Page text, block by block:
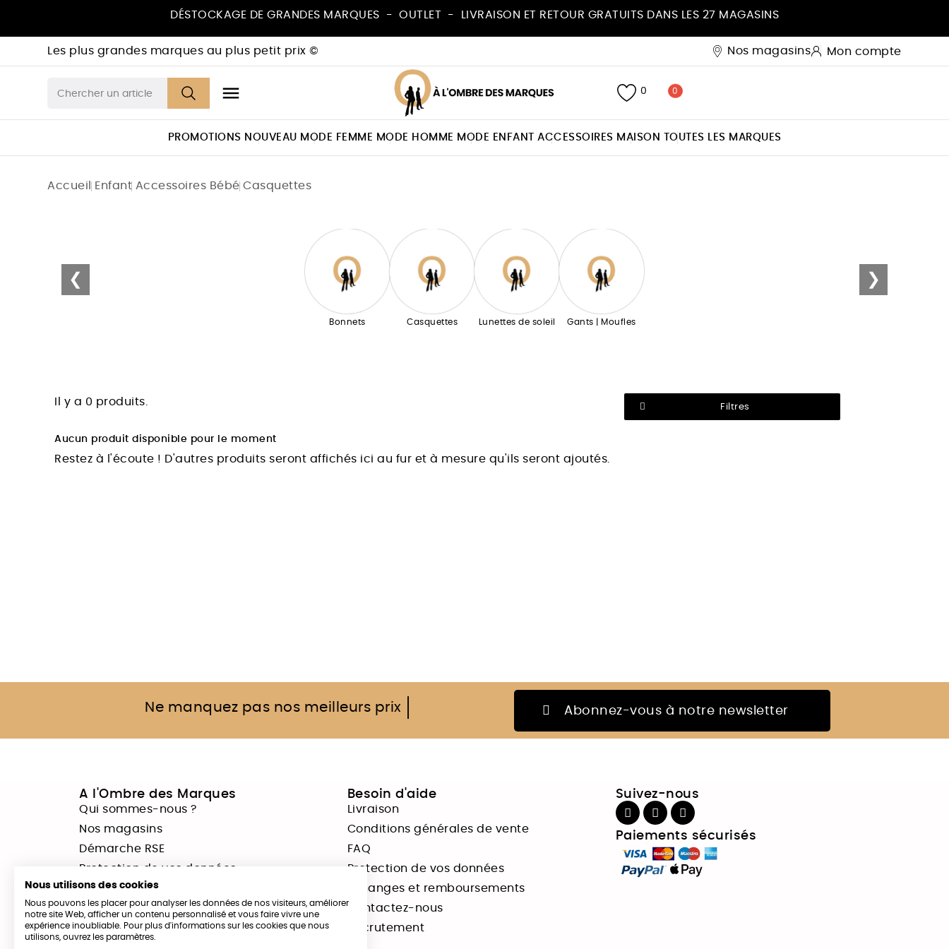
DÉSTOCKAGE DE GRANDES MARQUES - OUTLET - LIVRAISON ET RETOUR GRATUITS DANS LES 27 MAGASINS
Les plus grandes marques au plus petit prix © Nos magasins Mon compte
 0 0
PROMOTIONS NOUVEAU MODE FEMME MODE HOMME MODE ENFANT ACCESSOIRES MAISON TOUTES LES MARQUES
Accueil Enfant Accessoires Bébé Casquettes
Bonnets Casquettes Lunettes de soleil Gants | Moufles
❮ ❯
Il y a 0 produits. Filtres
Aucun produit disponible pour le moment
Restez à l'écoute ! D'autres produits seront affichés ici au fur et à mesure qu'ils seront ajoutés.
Ne manquez pas nos meilleurs prix Abonnez-vous à notre newsletter
A l'Ombre des Marques
Qui sommes-nous ?
Nos magasins
Démarche RSE
Protection de vos données
Mentions légales
Ventes privées
Cartes cadeaux
Besoin d'aide
Livraison
Conditions générales de vente
FAQ
Protection de vos données
Echanges et remboursements
Contactez-nous
Recrutement
Suivez-nous
Paiements sécurisés
Nous utilisons des cookies
Nous pouvons les placer pour analyser les données de nos visiteurs, améliorer
notre site Web, afficher un contenu personnalisé et vous faire vivre une
expérience inoubliable. Pour plus d'informations sur les cookies que nous
utilisons, ouvrez les paramètres.